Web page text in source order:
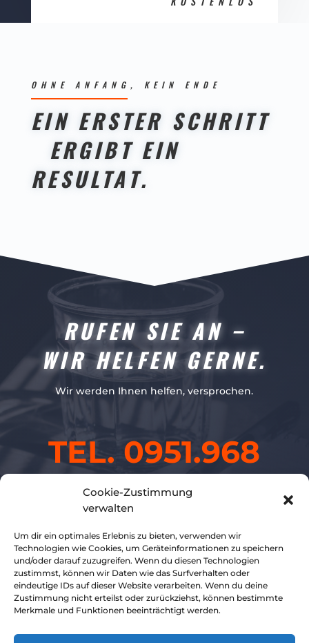
Cookie-Zustimmung
verwalten
Um dir ein optimales Erlebnis zu bieten, verwenden wir
Technologien wie Cookies, um Geräteinformationen zu speichern
und/oder darauf zuzugreifen. Wenn du diesen Technologien
zustimmst, können wir Daten wie das Surfverhalten oder
eindeutige IDs auf dieser Website verarbeiten. Wenn du deine
Zustimmung nicht erteilst oder zurückziehst, können bestimmte
Merkmale und Funktionen beeinträchtigt werden.
OHNE ANFANG, KEIN ENDE
EIN ERSTER SCHRITT
ERGIBT EIN
RESULTAT.
RUFEN SIE AN –
WIR HELFEN GERNE.
Wir werden Ihnen helfen, versprochen.
TEL. 0951.968
45 42